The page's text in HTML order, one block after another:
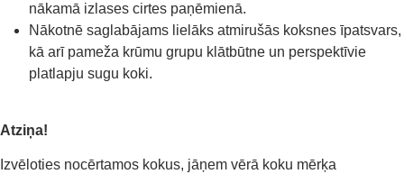
nākamā izlases cirtes paņēmienā.
Nākotnē saglabājams lielāks atmirušās koksnes īpatsvars,
kā arī pameža krūmu grupu klātbūtne un perspektīvie
platlapju sugu koki.
Atziņa!
Izvēloties nocērtamos kokus, jāņem vērā koku mērķa